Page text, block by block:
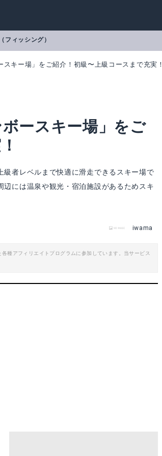
フィッシング）
スキー場」をご紹介！初級〜上級コースまで充実！
ースキー場」をご
者レベルまで快適に滑走できるスキー場で
には温泉や観光・宿泊施設があるためスキ
iwama
種アフィリエイトプログラムに参加しています。当サービス